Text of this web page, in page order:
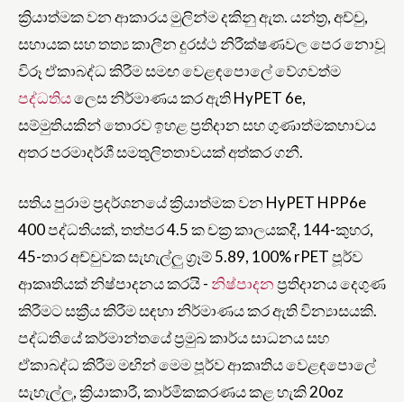
ක්‍රියාත්මක වන ආකාරය මුලින්ම දකිනු ඇත. යන්ත්‍ර, අච්චු,
සහායක සහ තත්‍ය කාලීන දුරස්ථ නිරීක්ෂණවල පෙර නොවූ
විරූ ඒකාබද්ධ කිරීම සමඟ වෙළඳපොලේ වේගවත්ම
පද්ධතියලෙස නිර්මාණය කර ඇති HyPET 6e,
සම්මුතියකින් තොරව ඉහළ ප්‍රතිදාන සහ ගුණාත්මකභාවය
අතර පරමාදර්ශී සමතුලිතතාවයක් අත්කර ගනී.
සතිය පුරාම ප්‍රදර්ශනයේ ක්‍රියාත්මක වන HyPET HPP6e
400 පද්ධතියක්, තත්පර 4.5 ක චක්‍ර කාලයකදී, 144-කුහර,
45-තාර අච්චුවක සැහැල්ලු ග්‍රෑම් 5.89, 100% rPET පූර්ව
ආකෘතියක් නිෂ්පාදනය කරයි - නිෂ්පාදනප්‍රතිදානය දෙගුණ
කිරීමට සක්‍රීය කිරීම සඳහා නිර්මාණය කර ඇති වින්‍යාසයකි.
පද්ධතියේ කර්මාන්තයේ ප්‍රමුඛ කාර්ය සාධනය සහ
ඒකාබද්ධ කිරීම මඟින් මෙම පූර්ව ආකෘතිය වෙළඳපොලේ
සැහැල්ලු, ක්‍රියාකාරී, කාර්මිකකරණය කළ හැකි 20oz